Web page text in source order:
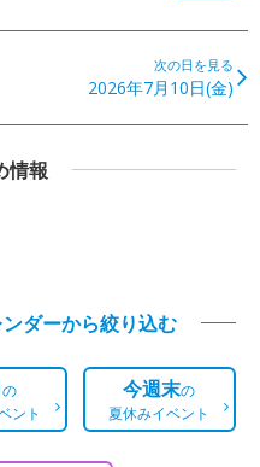
次の日を見る
2026年7月10日(金)
情報
ダーから絞り込む
の
ント
今週末の
夏休みイベント